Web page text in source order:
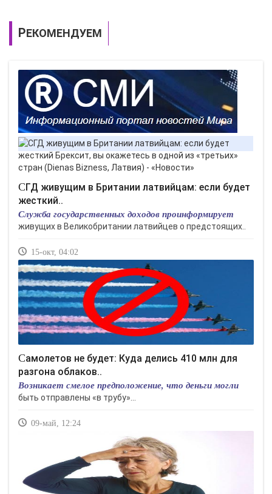
РЕКОМЕНДУЕМ
СГД живущим в Британии латвийцам: если будет
жесткий..
Служба государственных доходов проинформирует
живущих в Великобритании латвийцев о предстоящих..
15-окт, 04:02
Самолетов не будет: Куда делись 410 млн для
разгона облаков..
Возникает смелое предположение, что деньги могли
быть отправлены «в трубу»...
09-май, 12:24